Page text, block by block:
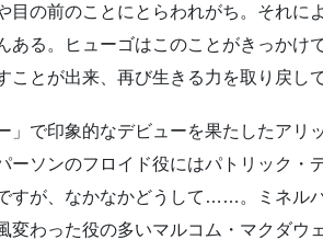
目の前のことにとらわれがち。それに
ある。ヒューゴはこのことがきっかけ
ことが出来、再び生きる力を取り戻し
」で印象的なデビューを果たしたアリ
ーソンのフロイド役にはパトリック・
すが、なかなかどうして……。ミネル
変わった役の多いマルコム・マクダウ